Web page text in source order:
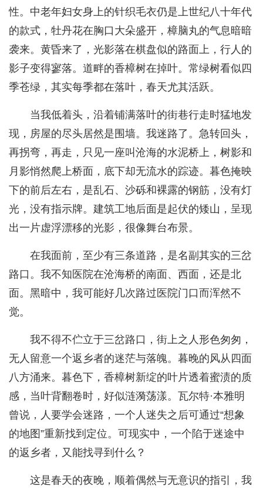
性。中老年妇女身上的针织毛衣仍是上世纪八十年代
的款式，牡丹花在胸口大朵盛开，樟脑丸的气息暗暗
袭来。黄昏来了，光影落在棋盘似的路面上，行人的
影子变得寥落。道畔的香樟树在掉叶。常绿树看似四
季苍绿，其实每季都在落叶，春天尤其活跃。
当我低着头，沿着铺满落叶的街巷行走时猛地发
现，房屋的尽头居然是围墙。我迷路了。急转回头，
再拐弯，再走，只见一座叫沧海的水泥桥上，树影和
月影悄然爬上桥面，底下却无流水的踪迹。暮色掩映
下的前后左右，是乱石、沙砾和裸露的钢筋，没有灯
光，没有指示牌。建筑工地后面是起伏的矮山，呈现
出一片虚浮漂移的光影，很像舞台布景。
在我面前，至少有三条道路，是名副其实的三岔
路口。我不知医院在沧海桥的南面、西面，还是北
面。黑暗中，我可能好几次路过医院门口而浑然不
觉。
我不得不伫立于三岔路口，街上之人形色匆匆，
无人留意一个返乡者的迷茫与落魄。暮晚的风从四面
八方涌来。暮色下，香樟树新绽的叶片透着蜜渍的质
感，当叶背翻卷时，好似涟漪荡漾。瓦尔特·本雅明
曾说，人要学会迷路，一个人迷失之后可通过“想象
的地图”重新找到定位。可现实中，一个陷于迷途中
的返乡者，又能找寻到什么？
这是春天的夜晚，顺着偶然与无意识的指引，我